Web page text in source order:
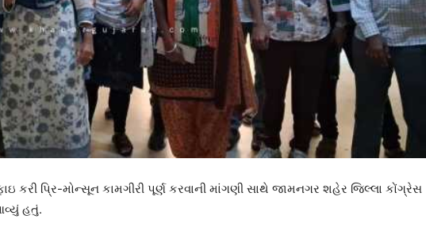
કરી પ્રિ-મોન્સૂન કામગીરી પૂર્ણ કરવાની માંગણી સાથે જામનગર શહેર જિલ્લા કોંગ્રેસ
હતું.